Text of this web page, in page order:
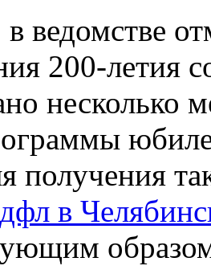
ведомстве
200-летия
получения
в